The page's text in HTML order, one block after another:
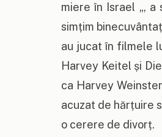
miere în Israel „,
simțim
au jucat în filmele
Harvey Keitel și
ca Harvey
acuzat de hărțuire
o cerere de divorț.